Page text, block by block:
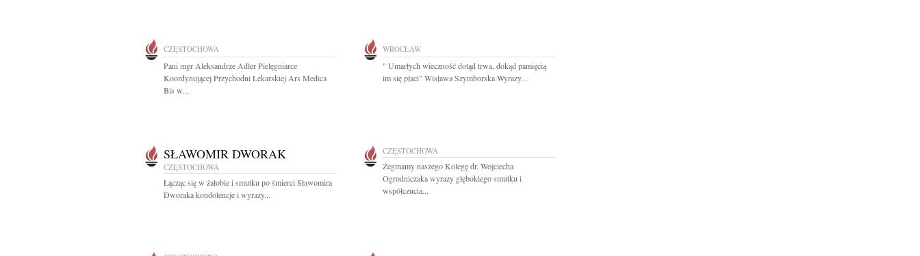
CZĘSTOCHOWA
Pani mgr Aleksandrze Adler Pielęgniarce
Koordynującej Przychodni Lekarskiej Ars Medica
Bis w...
WROCŁAW
" Umarłych wieczność dotąd trwa, dokąd pamięcią
im się płaci" Wisława Szymborska Wyrazy...
SŁAWOMIR DWORAK
CZĘSTOCHOWA
Łącząc się w żałobie i smutku po śmierci Sławomira
Dworaka kondolencje i wyrazy...
CZĘSTOCHOWA
Żegmamy naszego Kolegę dr. Wojciecha
Ogrodniczaka wyrazy głębokiego smutku i
współczucia...